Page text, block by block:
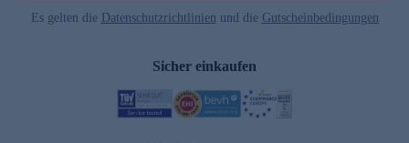
Es gelten die Datenschutzrichtlinien und die Gutscheinbedingungen
Sicher einkaufen